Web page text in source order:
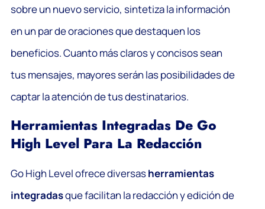
sobre un nuevo servicio, sintetiza la información
en un par de oraciones que destaquen los
beneficios. Cuanto más claros y concisos sean
tus mensajes, mayores serán las posibilidades de
captar la atención de tus destinatarios.
Herramientas Integradas De Go
High Level Para La Redacción
Go High Level ofrece diversasherramientas
integradasque facilitan la redacción y edición de